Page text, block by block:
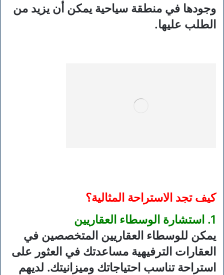
وجودها في منطقة سياحية يمكن أن يزيد من
الطلب عليها.
كيف تجد الاستراحة المثالية؟
1. استشارة الوسطاء العقاريين
يمكن للوسطاء العقاريين المتخصصين في
العقارات الترفيهية مساعدتك في العثور على
استراحة تناسب احتياجاتك وميزانيتك. لديهم